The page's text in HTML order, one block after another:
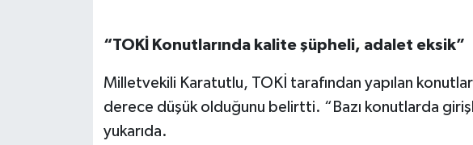
“TOKİ Konutlarında kalite şüpheli, adalet eksik”
Milletvekili Karatutlu, TOKİ tarafından yapılan
derece düşük olduğunu belirtti. “Bazı konutlarda
yukarıda.